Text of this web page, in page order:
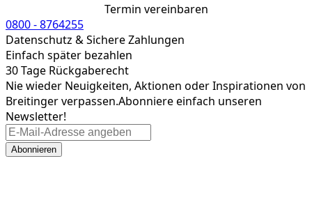
Termin vereinbaren
0800 - 8764255
Datenschutz & Sichere Zahlungen
Einfach später bezahlen
30 Tage Rückgaberecht
Nie wieder Neuigkeiten, Aktionen oder Inspirationen von
Breitinger verpassen.Abonniere einfach unseren
Newsletter!
Abonnieren